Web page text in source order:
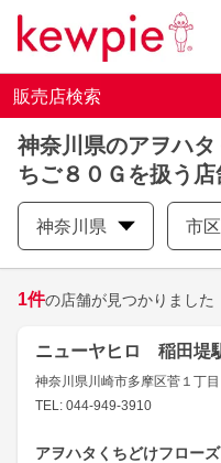
販売店検索
神奈川県のアヲハ
ちご８０Ｇを扱う
神奈川県 市
1件の店舗が見つかりました
ニューヤヒロ 稲田堤
神奈川県川崎市多摩区菅１丁
TEL: 044-949-3910
アヲハタくちどけフロー